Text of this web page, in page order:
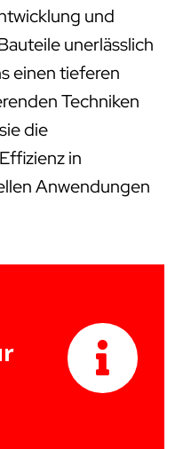
und
unerlässlich
einen tieferen
Techniken
die
in
Anwendungen